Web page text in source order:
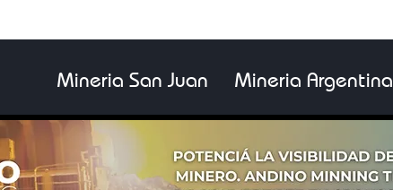
Mineria San Juan Mineria Argentina